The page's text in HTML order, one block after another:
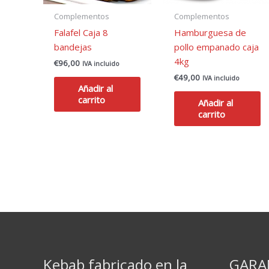
Complementos
Falafel Caja 8
bandejas
€96,00 IVA incluido
Añadir al
carrito
Complementos
Hamburguesa de
pollo empanado caja
4kg
€49,00 IVA incluido
Añadir al
carrito
Kebab fabricado en la